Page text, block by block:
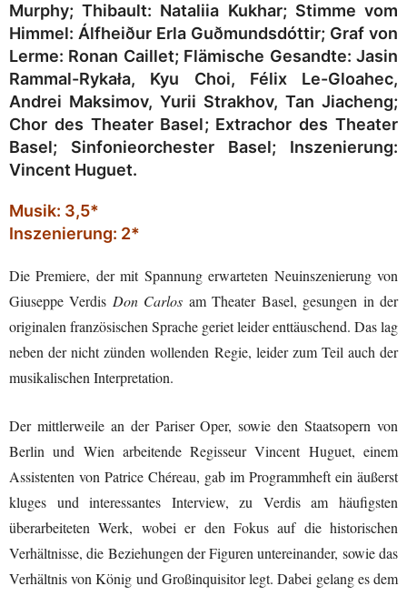
Murphy; Thibault: Nataliia Kukhar; Stimme vom
Himmel: Álfheiður Erla Guðmundsdóttir; Graf von
Lerme: Ronan Caillet; Flämische Gesandte:Jasin
Rammal-Rykała, Kyu Choi, Félix Le-Gloahec,
Andrei Maksimov, Yurii Strakhov, Tan Jiacheng;
Chor des Theater Basel; Extrachor des Theater
Basel; Sinfonieorchester Basel; Inszenierung:
Vincent Huguet.
Musik: 3,5*
Inszenierung: 2*
Die Premiere, der mit Spannung erwarteten Neuinszenierung von
Giuseppe Verdis Don Carlos am Theater Basel, gesungen in der
originalen französischen Sprache geriet leider enttäuschend. Das lag
neben der nicht zünden wollenden Regie, leider zum Teil auch der
musikalischen Interpretation.
Der mittlerweile an der Pariser Oper, sowie den Staatsopern von
Berlin und Wien arbeitende Regisseur Vincent Huguet, einem
Assistenten von Patrice Chéreau, gab im Programmheft ein äußerst
kluges und interessantes Interview, zu Verdis am häufigsten
überarbeiteten Werk, wobei er den Fokus auf die historischen
Verhältnisse, die Beziehungen der Figuren untereinander, sowie das
Verhältnis von König und Großinquisitor legt. Dabei gelang es dem